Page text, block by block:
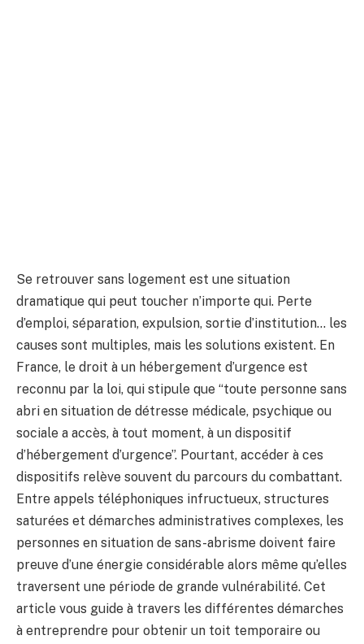
Se retrouver sans logement est une situation
dramatique qui peut toucher n’importe qui. Perte
d’emploi, séparation, expulsion, sortie d’institution… les
causes sont multiples, mais les solutions existent. En
France, le droit à un hébergement d’urgence est
reconnu par la loi, qui stipule que “toute personne sans
abri en situation de détresse médicale, psychique ou
sociale a accès, à tout moment, à un dispositif
d’hébergement d’urgence”. Pourtant, accéder à ces
dispositifs relève souvent du parcours du combattant.
Entre appels téléphoniques infructueux, structures
saturées et démarches administratives complexes, les
personnes en situation de sans-abrisme doivent faire
preuve d’une énergie considérable alors même qu’elles
traversent une période de grande vulnérabilité. Cet
article vous guide à travers les différentes démarches
à entreprendre pour obtenir un toit temporaire ou